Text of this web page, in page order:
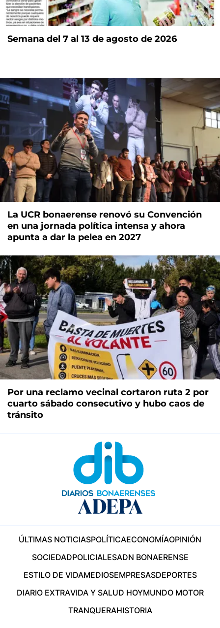
Semana del 7 al 13 de agosto de 2026
La UCR bonaerense renovó su Convención
en una jornada política intensa y ahora
apunta a dar la pelea en 2027
Por una reclamo vecinal cortaron ruta 2 por
cuarto sábado consecutivo y hubo caos de
tránsito
ÚLTIMAS NOTICIASPOLÍTICAECONOMÍAOPINIÓN
SOCIEDADPOLICIALESADN BONAERENSE
ESTILO DE VIDAMEDIOSEMPRESASDEPORTES
DIARIO EXTRAVIDA Y SALUD HOYMUNDO MOTOR
TRANQUERAHISTORIA